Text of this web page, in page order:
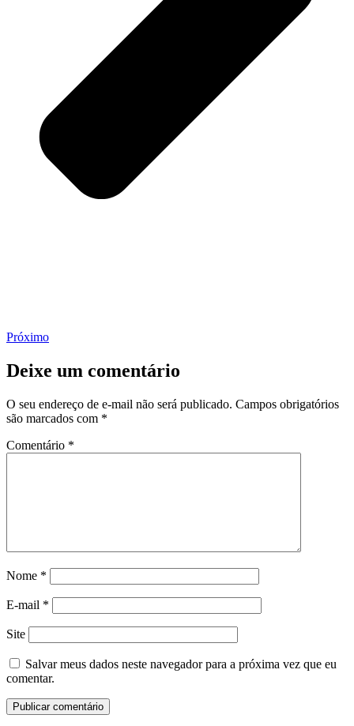
Próximo
Deixe um comentário
O seu endereço de e-mail não será publicado. Campos obrigatórios
são marcados com *
Comentário *
Nome *
E-mail *
Site
Salvar meus dados neste navegador para a próxima vez que eu
comentar.